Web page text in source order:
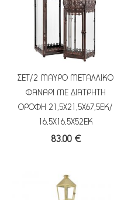
ΣΕΤ/2 ΜΑΥΡΟ ΜΕΤΑΛΛΙΚΟ
ΦΑΝΑΡΙ ΜΕ ΔΙΑΤΡΗΤΗ
ΟΡΟΦΗ 21,5Χ21,5Χ67,5ΕΚ/
16,5Χ16,5Χ52ΕΚ
83.00 €